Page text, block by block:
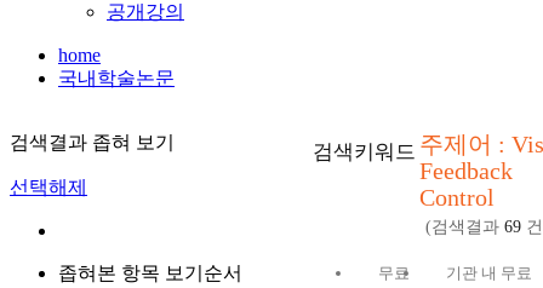
공개강의
home
국내학술논문
검색결과 좁혀 보기
선택해제
좁혀본 항목 보기순서
검색키워드 주제어 :
Feedback
Control
(검색결과 69
무료
기관 내 무료